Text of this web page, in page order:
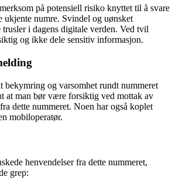
på potensiell risiko knyttet til å svare
numre. Svindel og uønsket
i dagens digitale verden. Ved tvil
og ikke dele sensitiv informasjon.
bekymring og varsomhet rundt nummeret
at man bør være forsiktig ved mottak av
dette nummeret. Noen har også koplet
mobiloperatør.
henvendelser fra dette nummeret,
grep: